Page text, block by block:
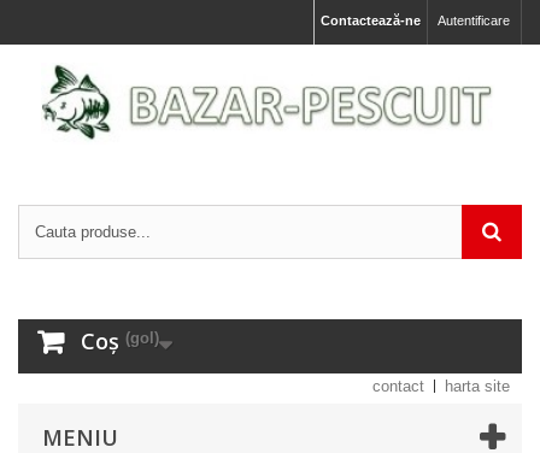
Autentificare
Contactează-ne
Coș (gol)
contact harta site
MENIU